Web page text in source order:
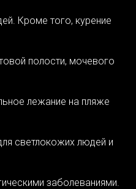
Кроме того, курение
полости, мочевого
лежание на пляже
светлокожих людей и
заболеваниями.